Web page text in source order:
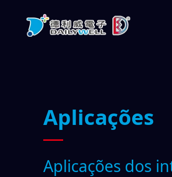
Aplicações
Aplicações dos